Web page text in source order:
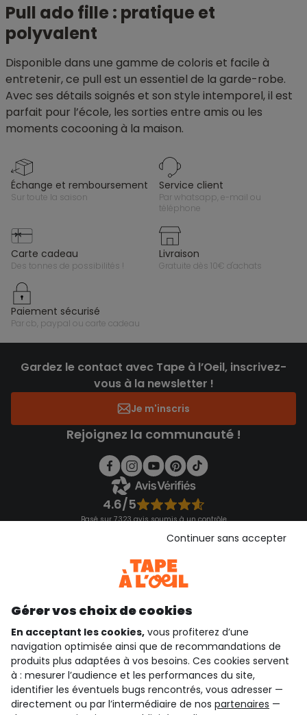
Pull ado fille : pratique et
polyvalent
Disponible dans une gamme de coloris et facile à
entretenir, ce pull est un essentiel de la garde-robe.
Avec ses détails soignés et son style intemporel, il est
parfait pour l’école, les sorties entre amis ou les
moments cocooning à la maison.
échange et remboursement
sur toute la saison
service client
par whatsapp, e-mail ou
téléphone
carte cadeau
des tonnes de possibilités !
livraison
gratuite dès 10€ d'achats
paiement sécurisé
par cb, paypal ou carte cadeau
Gardez le contact avec Tape à l’Oeil, inscrivez-
vous à la newsletter !
Je m'inscris
Rejoignez la communauté !
4.6/5
Basé sur 7 323 avis soumis à un contrôle
Consulter les CGU
qui sommes-nous ?
besoin d'aide ?
le club fidélité
Gérer vos choix de cookies
En acceptant les cookies, vous profiterez d’une
navigation optimisée ainsi que de recommandations de
produits plus adaptées à vos besoins. Ces cookies servent
à : mesurer l’audience et les performances du site,
identifier les éventuels bugs rencontrés, vous adresser —
directement ou par l’intermédiaire de nos partenaires —
Continuer sans accepter